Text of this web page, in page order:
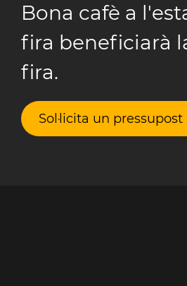
Bona cafè a
fira beneficiarà
fira.
Sol·licita un pressupost